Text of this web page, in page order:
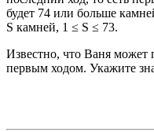
будет 74 или больше
S камней, 1 ≤ S ≤ 73.
Известно, что Ваня может
первым ходом. Укажите